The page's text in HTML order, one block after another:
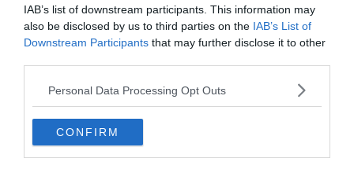
IAB’s list of downstream participants. This information may
also be disclosed by us to third parties on the IAB’s List of
Downstream Participants that may further disclose it to other
Personal Data Processing Opt Outs
CONFIRM